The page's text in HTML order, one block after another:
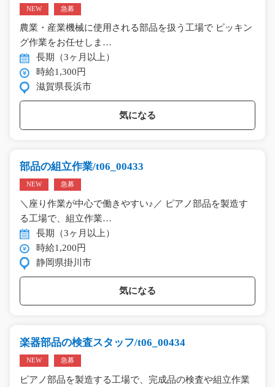
NEW 急募
農業・産業機械に使用される部品を扱う工場で ピッキン
グ作業をお任せしま…
長期（3ヶ月以上）
時給1,300円
滋賀県長浜市
気になる
部品の組立作業/t06_00433
NEW 急募
＼座り作業が中心で働きやすい♪／ ピアノ部品を製造す
る工場で、組立作業…
長期（3ヶ月以上）
時給1,200円
静岡県掛川市
気になる
楽器部品の検査スタッフ/t06_00434
NEW 急募
ピアノ部品を製造する工場で、完成品の検査や組立作業